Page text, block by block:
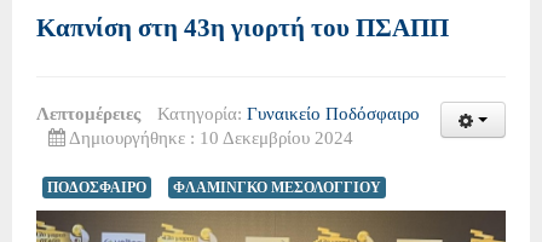
Καπνίση στη 43η γιορτή του ΠΣΑΠΠ
Λεπτομέρειες Κατηγορία: Γυναικείο Ποδόσφαιρο
Δημιουργήθηκε : 10 Δεκεμβρίου 2024
ΠΟΔΟΣΦΑΙΡΟ ΦΛΑΜΙΝΓΚΟ ΜΕΣΟΛΟΓΓΙΟΥ